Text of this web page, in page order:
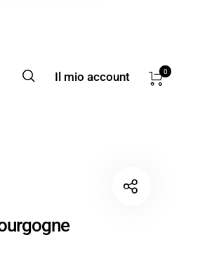
Il mio account 0